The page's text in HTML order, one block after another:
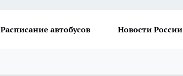
Расписание автобусов Новости России